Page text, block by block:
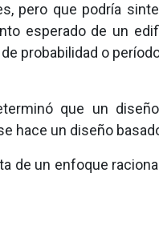
pero que podría
esperado de un
probabilidad o
que un
hace un diseño
de un enfoque